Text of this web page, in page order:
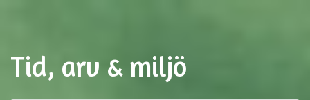
Tid, arv & miljö